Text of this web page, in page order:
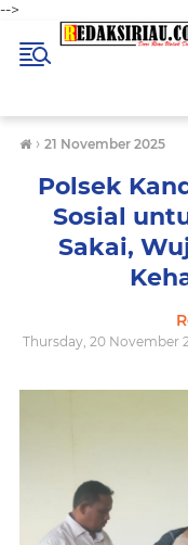
-->
› 21 November 2025
Polsek
Sosial
Sakai,
Thursday, 20 November